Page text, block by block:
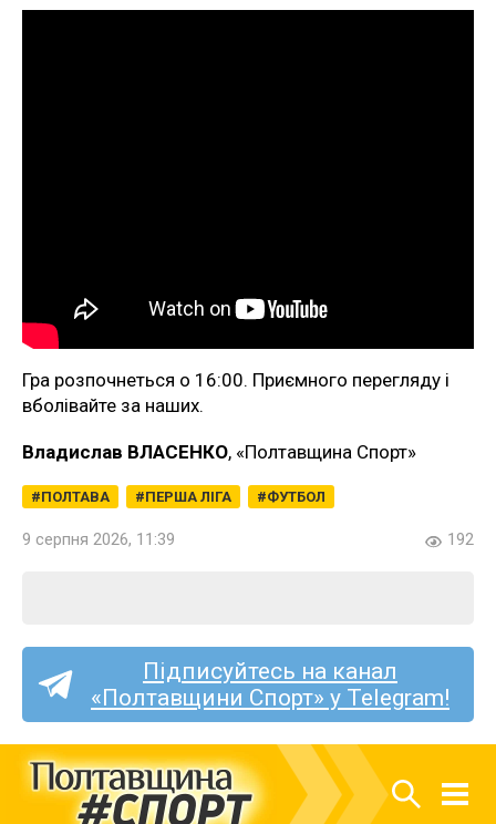
Гра розпочнеться о 16:00. Приємного перегляду і
вболівайте за наших.
Владислав ВЛАСЕНКО, «Полтавщина Спорт»
ПОЛТАВА ПЕРША ЛІГА ФУТБОЛ
9 серпня 2026, 11:39 192
Підписуйтесь на канал
«Полтавщини Спорт» у Telegram!